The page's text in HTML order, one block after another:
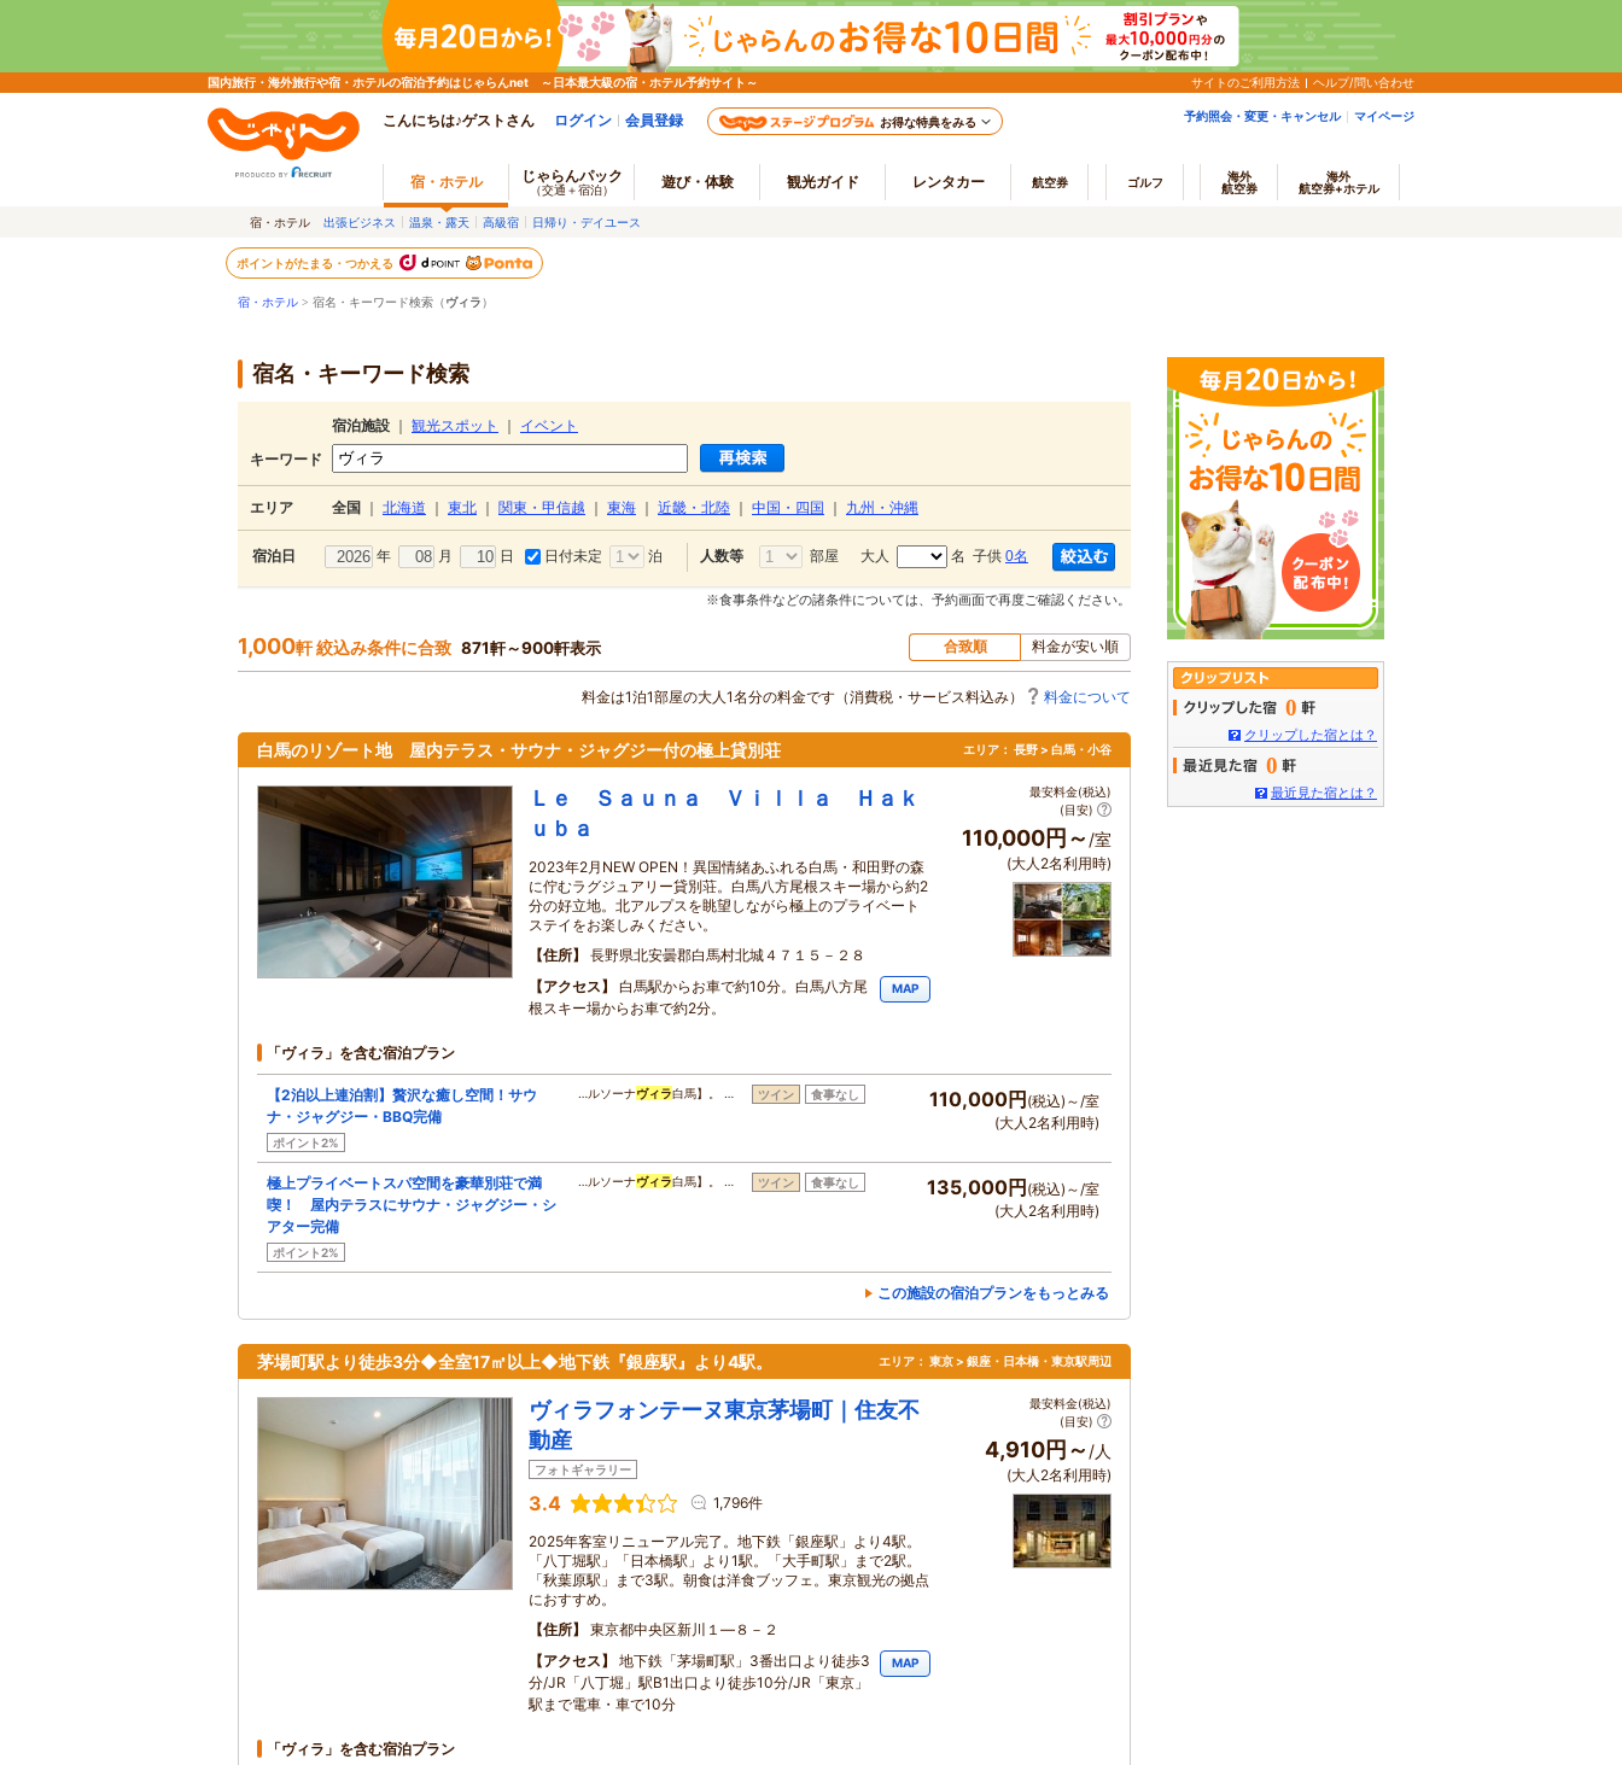
国内旅行・海外旅行や宿・ホテルの宿泊予約はじゃらんnet ～日本最大級の宿・ホテル予約サイト～ サイトのご利用方法 ヘルプ/問い合わせ
こんにちは♪ゲストさん ログイン 会員登録 お得な特典をみる 予約照会・変更・キャンセル マイページ
宿・ホテル じゃらんパック
（交通＋宿泊） 遊び・体験 観光ガイド レンタカー 航空券 ゴルフ
海外
航空券
海外
航空券+ホテル
宿・ホテル 出張ビジネス 温泉・露天 高級宿 日帰り・デイユース
ポイントがたまる・つかえる
宿・ホテル > 宿名・キーワード検索（ヴィラ）
宿名・キーワード検索
宿泊施設 観光スポット
イベント
キーワード
エリア 全国 北海道 東北 関東・甲信越 東海 近畿・北陸 中国・四国 九州・沖縄
宿泊日 年 月 日 日付未定 泊 人数等 部屋 大人 名 子供 0名
※食事条件などの諸条件については、予約画面で再度ご確認ください。
1,000軒 絞込み条件に合致 871軒～900軒表示 合致順 料金が安い順
料金は1泊1部屋の大人1名分の料金です（消費税・サービス料込み） 料金について
白馬のリゾート地 屋内テラス・サウナ・ジャグジー付の極上貸別荘 エリア： 長野 > 白馬・小谷
Ｌｅ Ｓａｕｎａ Ｖｉｌｌａ Ｈａｋ
ｕｂａ
2023年2月NEW OPEN！異国情緒あふれる白馬・和田野の森
に佇むラグジュアリー貸別荘。白馬八方尾根スキー場から約2
分の好立地。北アルプスを眺望しながら極上のプライベート
ステイをお楽しみください。
住所
長野県北安曇郡白馬村北城４７１５－２８
アクセス
白馬駅からお車で約10分。白馬八方尾
根スキー場からお車で約2分。
MAP
最安料金(税込)
(目安)
110,000円～ /室
(大人2名利用時)
「ヴィラ」を含む宿泊プラン
【2泊以上連泊割】贅沢な癒し空間！サウ
ナ・ジャグジー・BBQ完備
ポイント2%
…ルソーナヴィラ白馬】。 … ツイン 食事なし 110,000円 (税込)～/室
(大人2名利用時)
極上プライベートスパ空間を豪華別荘で満
喫！ 屋内テラスにサウナ・ジャグジー・シ
アター完備
ポイント2%
…ルソーナヴィラ白馬】。 … ツイン 食事なし 135,000円 (税込)～/室
(大人2名利用時)
この施設の宿泊プランをもっとみる
茅場町駅より徒歩3分◆全室17㎡以上◆地下鉄『銀座駅』より4駅。 エリア： 東京 > 銀座・日本橋・東京駅周辺
ヴィラフォンテーヌ東京茅場町｜住友不
動産
フォトギャラリー
3.4 1,796件
2025年客室リニューアル完了。地下鉄「銀座駅」より4駅。
「八丁堀駅」「日本橋駅」より1駅。「大手町駅」まで2駅。
「秋葉原駅」まで3駅。朝食は洋食ブッフェ。東京観光の拠点
におすすめ。
住所
東京都中央区新川１―８－２
アクセス
地下鉄「茅場町駅」3番出口より徒歩3
分/JR「八丁堀」駅B1出口より徒歩10分/JR「東京」
駅まで電車・車で10分
MAP
最安料金(税込)
(目安)
4,910円～ /人
(大人2名利用時)
「ヴィラ」を含む宿泊プラン
0
クリップした宿とは？
0
最近見た宿とは？